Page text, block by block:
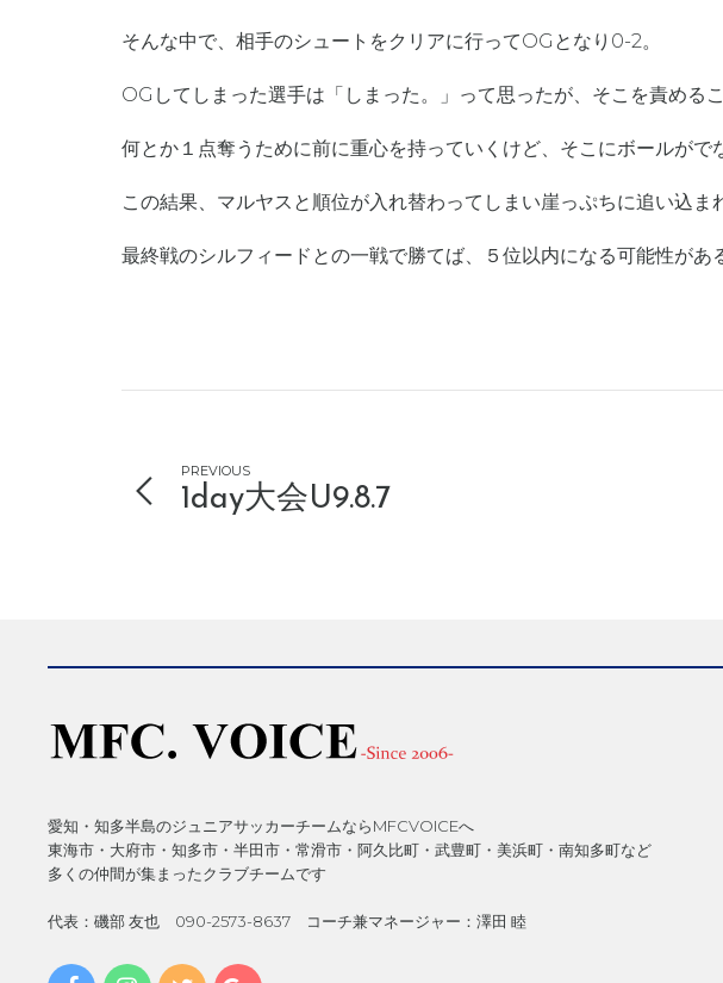
そんな中で、相手のシュートをクリアに行ってOGとなり0-2。
OGしてしまった選手は「しまった。」って思ったが、そこを責めるこ
何とか１点奪うために前に重心を持っていくけど、そこにボールが
この結果、マルヤスと順位が入れ替わってしまい崖っぷちに追い込ま
最終戦のシルフィードとの一戦で勝てば、５位以内になる可能性があ
PREVIOUS
1day大会U9.8.7
愛知・知多半島のジュニアサッカーチームならMFCVOICEへ
東海市・大府市・知多市・半田市・常滑市・阿久比町・武豊町・美浜町・南知多町など
多くの仲間が集まったクラブチームです
代表：磯部 友也 090-2573-8637 コーチ兼マネージャー：澤田 睦